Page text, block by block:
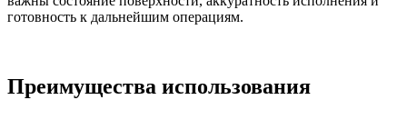
готовность к дальнейшим операциям.
Преимущества использования